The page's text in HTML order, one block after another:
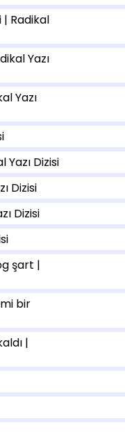
| Radikal
Yazı
Yazı
Dizisi
Dizisi
Dizisi
şart |
bir
|